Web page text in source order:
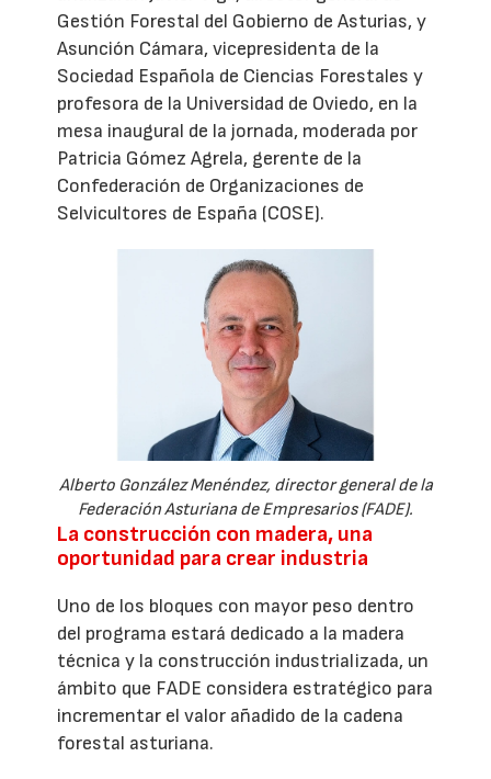
Gestión Forestal del Gobierno de Asturias, y
Asunción Cámara, vicepresidenta de la
Sociedad Española de Ciencias Forestales y
profesora de la Universidad de Oviedo, en la
mesa inaugural de la jornada, moderada por
Patricia Gómez Agrela, gerente de la
Confederación de Organizaciones de
Selvicultores de España (COSE).
Alberto González Menéndez, director general de la
Federación Asturiana de Empresarios (FADE).
La construcción con madera, una
oportunidad para crear industria
Uno de los bloques con mayor peso dentro
del programa estará dedicado a la madera
técnica y la construcción industrializada, un
ámbito que FADE considera estratégico para
incrementar el valor añadido de la cadena
forestal asturiana.